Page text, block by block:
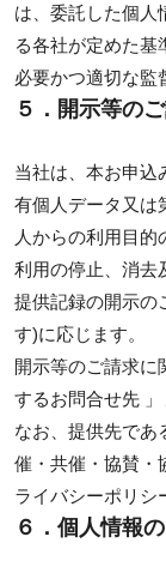
は、委託した個人
る各社が定めた基
必要かつ適切な監
５．開示等の
当社は、本お申込
有個人データ又は
人からの利用目的
利用の停止、消去
提供記録の開示の
す)に応じます。
開示等のご請求に
するお問合せ先 」
なお、提供先であ
催・共催・協賛・
ライバシーポリシ
６．個人情報